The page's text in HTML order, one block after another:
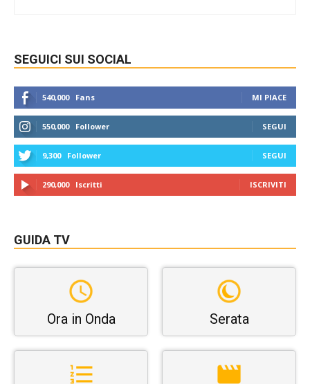
SEGUICI SUI SOCIAL
540,000 Fans MI PIACE
550,000 Follower SEGUI
9,300 Follower SEGUI
290,000 Iscritti ISCRIVITI
GUIDA TV
Ora in Onda Serata